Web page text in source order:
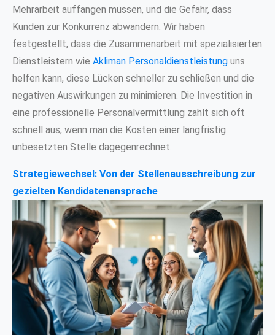
Mehrarbeit auffangen müssen, und die Gefahr, dass
Kunden zur Konkurrenz abwandern. Wir haben
festgestellt, dass die Zusammenarbeit mit spezialisierten
Dienstleistern wie Akliman Personaldienstleistung uns
helfen kann, diese Lücken schneller zu schließen und die
negativen Auswirkungen zu minimieren. Die Investition in
eine professionelle Personalvermittlung zahlt sich oft
schnell aus, wenn man die Kosten einer langfristig
unbesetzten Stelle dagegenrechnet.
Strategiewechsel: Von der Stellenausschreibung zur
gezielten Kandidatenansprache